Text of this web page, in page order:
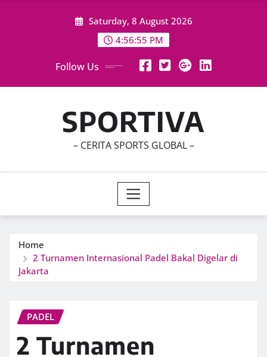
Saturday, 8 August 2026
4:56:57 PM
Follow Us
SPORTIVA
– CERITA SPORTS GLOBAL –
Home
2 Turnamen Internasional Padel Bakal Digelar di
Jakarta
PADEL
2 Turnamen